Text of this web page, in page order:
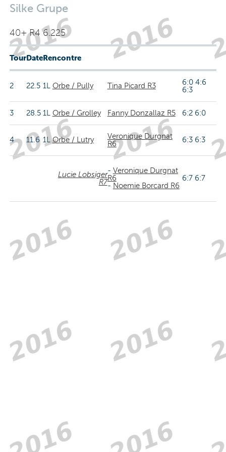
Silke Grupe
40+ R4 6.225
TourDateRencontre
2 22.5 1L Orbe / Pully Tina Picard R3
6:0 4:6
6:3
3 28.5 1L Orbe / Grolley Fanny Donzallaz R5 6:2 6:0
4 11.6 1LOrbe / Lutry
Veronique Durgnat
R6
6:3 6:3
Lucie Lobsiger
R7
- Veronique Durgnat
R6
- Noemie Borcard R6
6:7 6:7